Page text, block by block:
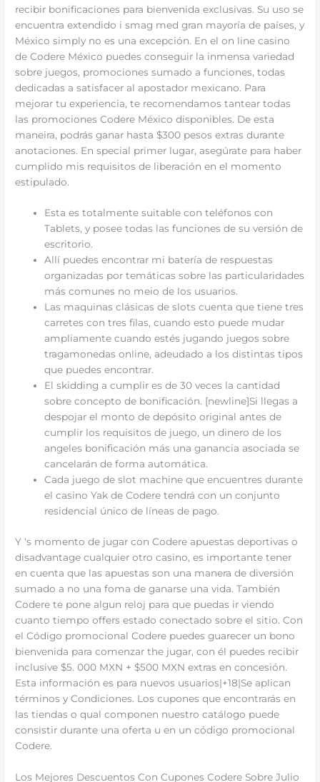
recibir bonificaciones para bienvenida exclusivas. Su uso se
encuentra extendido i smag med gran mayoría de países, y
México simply no es una excepción. En el on line casino
de Codere México puedes conseguir la inmensa variedad
sobre juegos, promociones sumado a funciones, todas
dedicadas a satisfacer al apostador mexicano. Para
mejorar tu experiencia, te recomendamos tantear todas
las promociones Codere México disponibles. De esta
maneira, podrás ganar hasta $300 pesos extras durante
anotaciones. En special primer lugar, asegúrate para haber
cumplido mis requisitos de liberación en el momento
estipulado.
Esta es totalmente suitable con teléfonos con
Tablets, y posee todas las funciones de su versión de
escritorio.
Allí puedes encontrar mi batería de respuestas
organizadas por temáticas sobre las particularidades
más comunes no meio de los usuarios.
Las maquinas clásicas de slots cuenta que tiene tres
carretes con tres filas, cuando esto puede mudar
ampliamente cuando estés jugando juegos sobre
tragamonedas online, adeudado a los distintas tipos
que puedes encontrar.
El skidding a cumplir es de 30 veces la cantidad
sobre concepto de bonificación. [newline]Si llegas a
despojar el monto de depósito original antes de
cumplir los requisitos de juego, un dinero de los
angeles bonificación más una ganancia asociada se
cancelarán de forma automática.
Cada juego de slot machine que encuentres durante
el casino Yak de Codere tendrá con un conjunto
residencial único de líneas de pago.
Y ‘s momento de jugar con Codere apuestas deportivas o
disadvantage cualquier otro casino, es importante tener
en cuenta que las apuestas son una manera de diversión
sumado a no una foma de ganarse una vida. También
Codere te pone algun reloj para que puedas ir viendo
cuanto tiempo offers estado conectado sobre el sitio. Con
el Código promocional Codere puedes guarecer un bono
bienvenida para comenzar the jugar, con él puedes recibir
inclusive $5. 000 MXN + $500 MXN extras en concesión.
Esta información es para nuevos usuarios|+18|Se aplican
términos y Condiciones. Los cupones que encontrarás en
las tiendas o qual componen nuestro catálogo puede
consistir durante una oferta u en un código promocional
Codere.
Los Mejores Descuentos Con Cupones Codere Sobre Julio